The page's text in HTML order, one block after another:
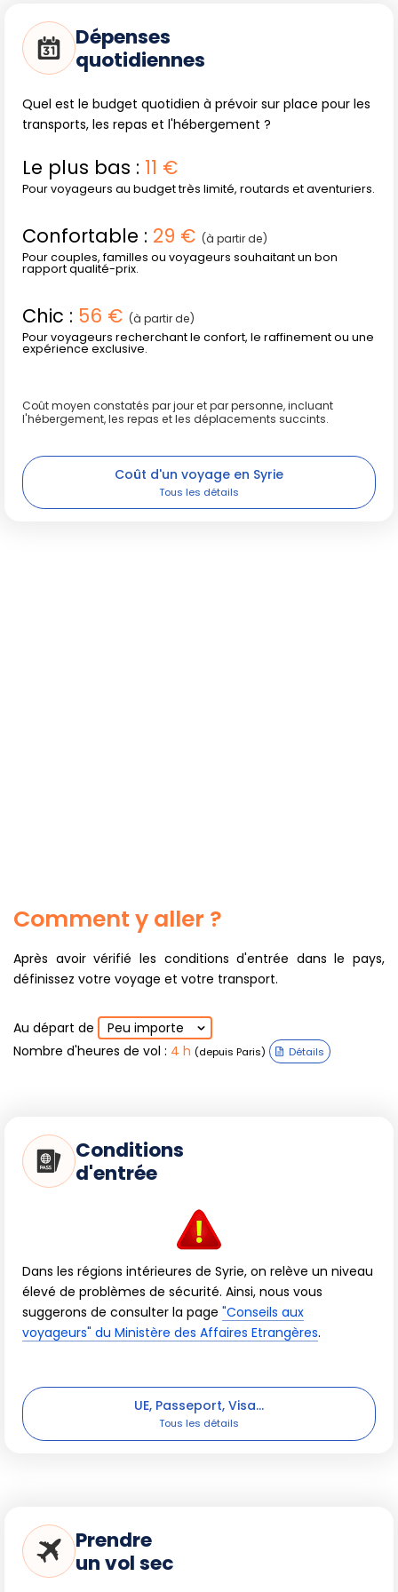
Renseignez-vous systématiquement sur la situation du
pays avant de voyager. Certaines régions restent difficiles
Préférez circuler de jour et consultez les autorités locales
pour tout déplacement hors des axes majeurs. Soyez
désert ou sur les plateaux.
Dépenses
quotidiennes
Quel est le budget quotidien à prévoir sur place pour les
transports, les repas et l'hébergement ?
Le plus bas : 11 €
Pour voyageurs au budget très limité, routards et aventuriers.
Confortable : 29 € (à partir de)
Pour couples, familles ou voyageurs souhaitant un bon
rapport qualité-prix.
Chic : 56 € (à partir de)
Pour voyageurs recherchant le confort, le raffinement ou une
expérience exclusive.
Coût moyen constatés par jour et par personne, incluant
l'hébergement, les repas et les déplacements succints.
Coût d'un voyage en Syrie
Comment y aller ?
Après avoir vérifié les conditions d'entrée dans le pays,
définissez votre voyage et votre transport.
Au départ de
Peu importe
Nombre d'heures de vol : 4 h (depuis Paris) Détails
Conditions
d'entrée
Dans les régions intérieures de Syrie, on relève un niveau
élevé de problèmes de sécurité. Ainsi, nous vous
suggerons de consulter la page "Conseils aux
voyageurs" du Ministère des Affaires Etrangères.
UE, Passeport, Visa...
Prendre
un vol sec